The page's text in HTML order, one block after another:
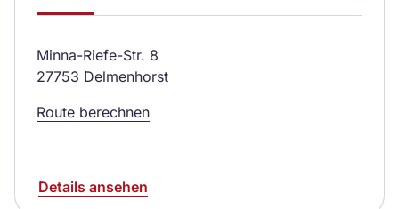
Minna-Riefe-Str. 8
27753 Delmenhorst
Route berechnen
Details ansehen